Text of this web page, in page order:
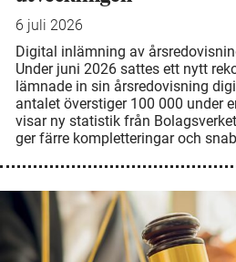
6 juli 2026
Digital inlämning av
Under juni 2026 sattes ett nytt
lämnade in sin årsredovisning
antalet överstiger 100 000 under
visar ny statistik från
ger färre kompletteringar och